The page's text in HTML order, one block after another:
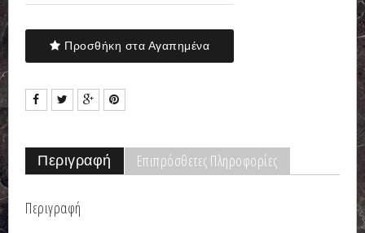
Προσθήκη στα Αγαπημένα
Περιγραφή Επιπρόσθετες Πληροφορίες
Περιγραφή